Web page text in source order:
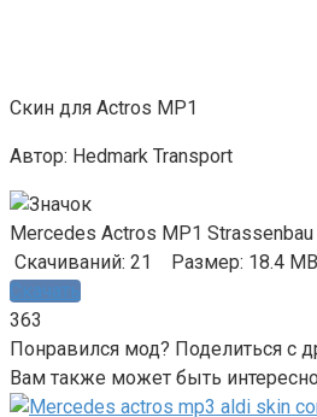
Скин для Actros MP1
Автор: Hedmark Transport
Mercedes Actros MP1 Strassenbau
Скачиваний: 21
Размер: 18.4 MB
Скачать
363
Понравился мод? Поделиться с
Вам также может быть интересно